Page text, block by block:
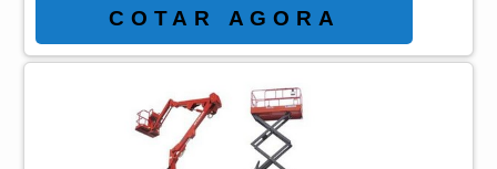
conhecendo a líder da área de atuação.
Quando a temática é plataforma articulada
JLG 450AJ, com a ASL Equipamentos
atingirá eficiência com comprometimento
com os resultados dos clientes.
DIFERENCIAIS IMPORTANTES DE
COTAR AGORA